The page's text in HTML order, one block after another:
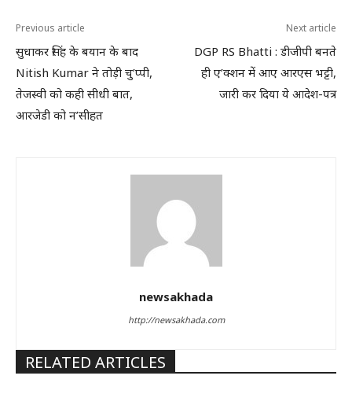
Previous article
सुधाकर सिंह के बयान के बाद
Nitish Kumar ने तोड़ी चु’प्पी,
तेजस्वी को कही सीधी बात,
आरजेडी को न’सीहत
Next article
DGP RS Bhatti : डीजीपी बनते
ही ए’क्शन में आए आरएस भट्टी,
जारी कर दिया ये आदेश-पत्र
newsakhada
http://newsakhada.com
RELATED ARTICLES